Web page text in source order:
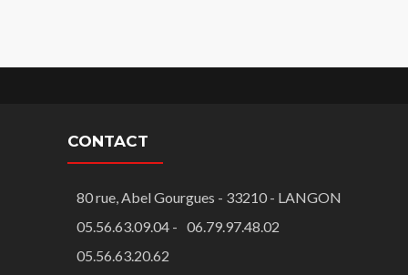
CONTACT
80 rue, Abel Gourgues - 33210 - LANGON
05.56.63.09.04 - 06.79.97.48.02
05.56.63.20.62